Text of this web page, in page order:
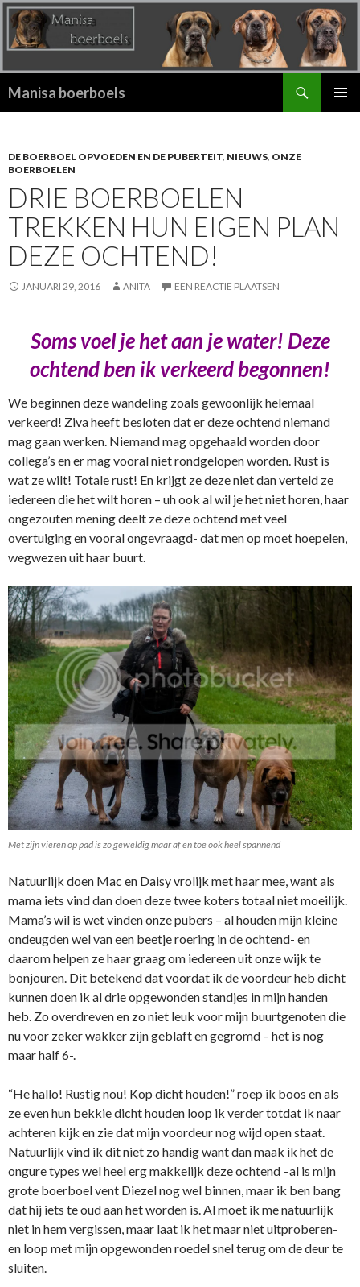
Manisa boerboels
DE BOERBOEL OPVOEDEN EN DE PUBERTEIT, NIEUWS, ONZE
BOERBOELEN
DRIE BOERBOELEN
TREKKEN HUN EIGEN PLAN
DEZE OCHTEND!
JANUARI 29, 2016 ANITA EEN REACTIE PLAATSEN
Soms voel je het aan je water! Deze
ochtend ben ik verkeerd begonnen!
We beginnen deze wandeling zoals gewoonlijk helemaal
verkeerd! Ziva heeft besloten dat er deze ochtend niemand
mag gaan werken. Niemand mag opgehaald worden door
collega’s en er mag vooral niet rondgelopen worden. Rust is
wat ze wilt! Totale rust! En krijgt ze deze niet dan verteld ze
iedereen die het wilt horen – uh ook al wil je het niet horen, haar
ongezouten mening deelt ze deze ochtend met veel
overtuiging en vooral ongevraagd- dat men op moet hoepelen,
wegwezen uit haar buurt.
Met zijn vieren op pad is zo geweldig maar af en toe ook heel spannend
Natuurlijk doen Mac en Daisy vrolijk met haar mee, want als
mama iets vind dan doen deze twee koters totaal niet moeilijk.
Mama’s wil is wet vinden onze pubers – al houden mijn kleine
ondeugden wel van een beetje roering in de ochtend- en
daarom helpen ze haar graag om iedereen uit onze wijk te
bonjouren. Dit betekend dat voordat ik de voordeur heb dicht
kunnen doen ik al drie opgewonden standjes in mijn handen
heb. Zo overdreven en zo niet leuk voor mijn buurtgenoten die
nu voor zeker wakker zijn geblaft en gegromd – het is nog
maar half 6-.
“He hallo! Rustig nou! Kop dicht houden!” roep ik boos en als
ze even hun bekkie dicht houden loop ik verder totdat ik naar
achteren kijk en zie dat mijn voordeur nog wijd open staat.
Natuurlijk vind ik dit niet zo handig want dan maak ik het de
ongure types wel heel erg makkelijk deze ochtend –al is mijn
grote boerboel vent Diezel nog wel binnen, maar ik ben bang
dat hij iets te oud aan het worden is. Al moet ik me natuurlijk
niet in hem vergissen, maar laat ik het maar niet uitproberen-
en loop met mijn opgewonden roedel snel terug om de deur te
sluiten.